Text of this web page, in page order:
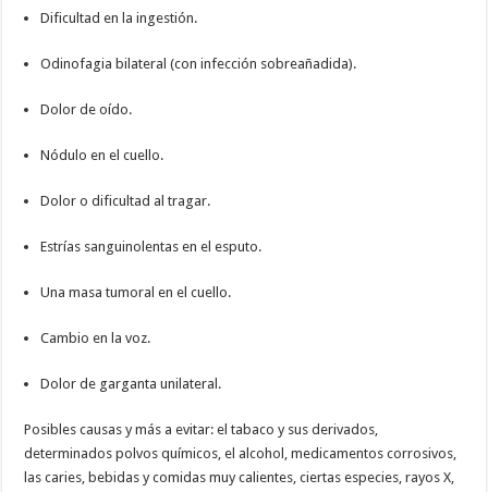
Dificultad en la ingestión.
Odinofagia bilateral (con infección sobreañadida).
Dolor de oído.
Nódulo en el cuello.
Dolor o dificultad al tragar.
Estrías sanguinolentas en el esputo.
Una masa tumoral en el cuello.
Cambio en la voz.
Dolor de garganta unilateral.
Posibles causas y más a evitar: el tabaco y sus derivados,
determinados polvos químicos, el alcohol, medicamentos corrosivos,
las caries, bebidas y comidas muy calientes, ciertas especies, rayos X,